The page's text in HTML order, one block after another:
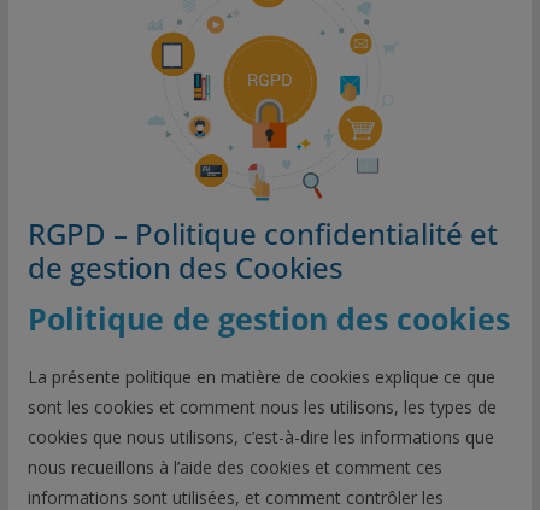
RGPD – Politique confidentialité et
de gestion des Cookies
Politique de gestion des cookies
La présente politique en matière de cookies explique ce que
sont les cookies et comment nous les utilisons, les types de
cookies que nous utilisons, c’est-à-dire les informations que
nous recueillons à l’aide des cookies et comment ces
informations sont utilisées, et comment contrôler les